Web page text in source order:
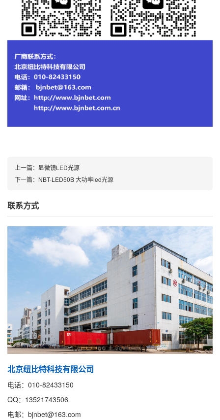
上一篇： 显微镜LED光源
下一篇： NBT-LED50B 大功率led光源
联系方式
北京纽比特科技有限公司
电话：010-82433150
QQ：13521743506
电邮：bjnbet@163.com